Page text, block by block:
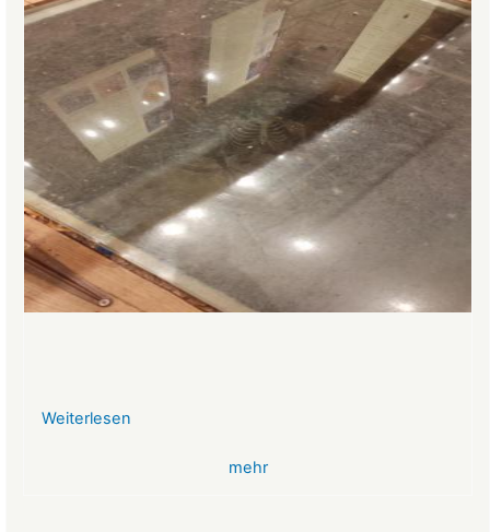
Teilnehmer:innen
Weiterlesen
mehr